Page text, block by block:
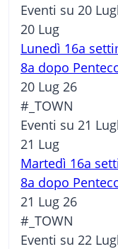
Eventi su 20
20 Lug
Lunedì 16a
8a dopo
20 Lug 26
#_TOWN
Eventi su 21
21 Lug
Martedì 16a
8a dopo
21 Lug 26
#_TOWN
Eventi su 22